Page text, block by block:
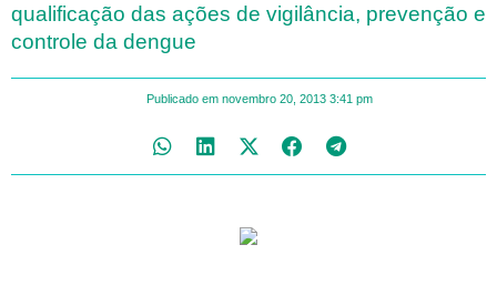
qualificação das ações de vigilância, prevenção e
controle da dengue
Publicado em novembro 20, 2013 3:41 pm